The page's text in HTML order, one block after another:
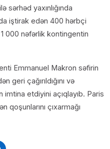
sərhəd yaxınlığında
iştirak edən 400 hərbçi
000 nəfərlik kontingentin
Emmanuel Makron səfirin
geri çağırıldığını və
imtina etdiyini açıqlayıb. Paris
qoşunlarını çıxarmağı